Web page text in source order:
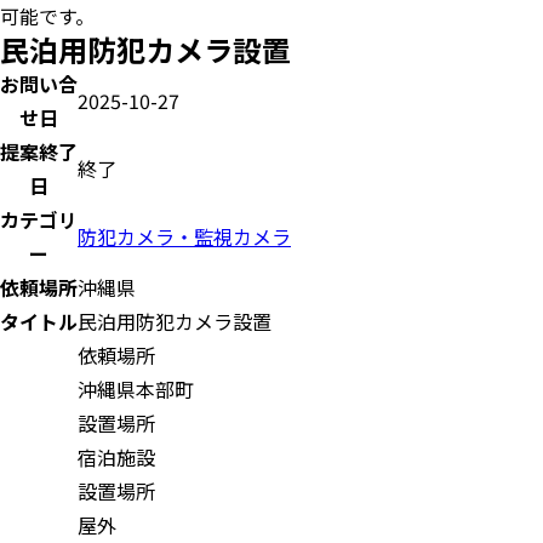
可能です。
民泊用防犯カメラ設置
お問い合
せ日
2025-10-27
提案終了
日
終了
カテゴリ
ー
防犯カメラ・監視カメラ
依頼場所沖縄県
タイトル民泊用防犯カメラ設置
依頼場所
沖縄県本部町
設置場所
宿泊施設
設置場所
屋外